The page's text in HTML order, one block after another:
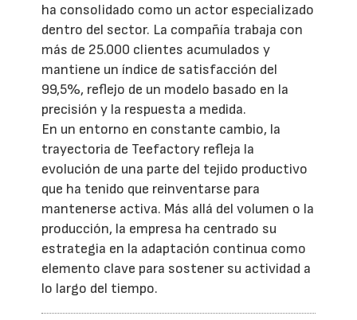
ha consolidado como un actor especializado
dentro del sector. La compañía trabaja con
más de 25.000 clientes acumulados y
mantiene un índice de satisfacción del
99,5%, reflejo de un modelo basado en la
precisión y la respuesta a medida.
En un entorno en constante cambio, la
trayectoria de Teefactory refleja la
evolución de una parte del tejido productivo
que ha tenido que reinventarse para
mantenerse activa. Más allá del volumen o la
producción, la empresa ha centrado su
estrategia en la adaptación continua como
elemento clave para sostener su actividad a
lo largo del tiempo.